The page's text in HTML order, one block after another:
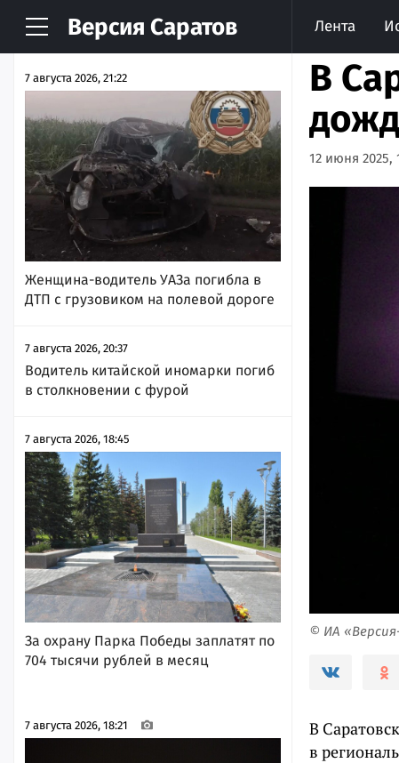
Версия Саратов Лента
НОВОСТИ АРХИВ
7 августа 2026, 21:22
Женщина-водитель УАЗа погибла в
ДТП с грузовиком на полевой дороге
7 августа 2026, 20:37
Водитель китайской иномарки погиб
в столкновении с фурой
7 августа 2026, 18:45
За охрану Парка Победы заплатят по
704 тысячи рублей в месяц
7 августа 2026, 18:21
В
12 июня 2025,
© ИА
В
в